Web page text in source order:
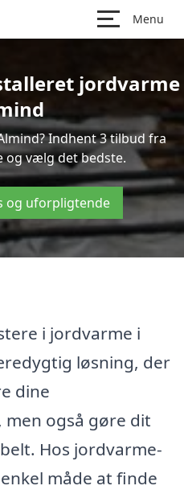
Menu
jordvarme
Indhent 3 tilbud fra
vælg det bedste.
og uforpligtende
i jordvarme i
løsning, der
dine
også gøre dit
Hos jordvarme-
måde at finde